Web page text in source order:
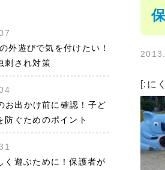
外遊びで気を付けたい！
刺され対策
お出かけ前に確認！子ど
防ぐためのポイント
く遊ぶために！保護者が
[:に